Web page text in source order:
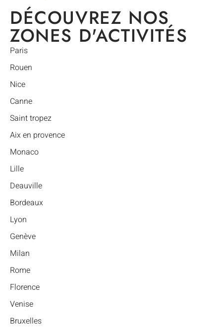
DÉCOUVREZ NOS
ZONES D'ACTIVITÉS
Paris
Rouen
Nice
Canne
Saint tropez
Aix en provence
Monaco
Lille
Deauville
Bordeaux
Lyon
Genève
Milan
Rome
Florence
Venise
Bruxelles